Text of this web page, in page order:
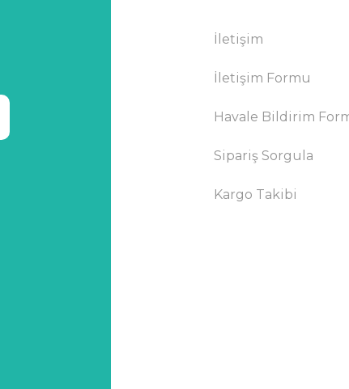
İletişim
İletişim Formu
Havale Bildirim
Sipariş Sorgula
Kargo Takibi